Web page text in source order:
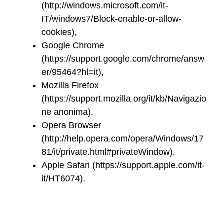
(http://windows.microsoft.com/it-
IT/windows7/Block-enable-or-allow-
cookies),
Google Chrome
(https://support.google.com/chrome/answ
er/95464?hl=it),
Mozilla Firefox
(https://support.mozilla.org/it/kb/Navigazio
ne anonima),
Opera Browser
(http://help.opera.com/opera/Windows/17
81/it/private.html#privateWindow),
Apple Safari (https://support.apple.com/it-
it/HT6074).